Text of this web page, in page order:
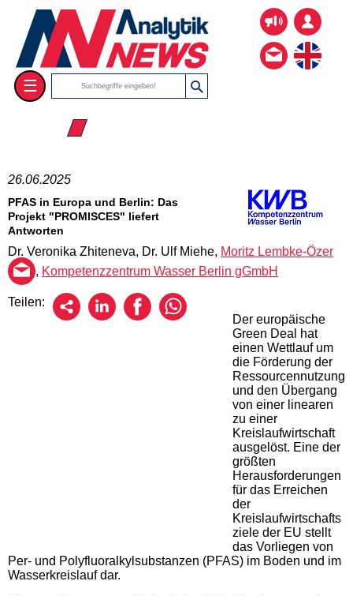
☰
☰ 2025
26.06.2025
PFAS in Europa und Berlin: Das
Projekt "PROMISCES" liefert
Antworten
Dr. Veronika Zhiteneva, Dr. Ulf Miehe, Moritz Lembke-Özer
, Kompetenzzentrum Wasser Berlin gGmbH
Teilen:
Der europäische
Green Deal hat
einen Wettlauf um
die Förderung der
Ressourcennutzung
und den Übergang
von einer linearen
zu einer
Kreislaufwirtschaft
ausgelöst. Eine der
größten
Herausforderungen
für das Erreichen
der
Kreislaufwirtschafts
ziele der EU stellt
das Vorliegen von
Per- und Polyfluoralkylsubstanzen (PFAS) im Boden und im
Wasserkreislauf dar.